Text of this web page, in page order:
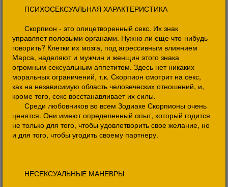
ПСИХОСЕКСУАЛЬНАЯ ХАРАКТЕРИСТИКА
Скорпион - это олицетворенный секс. Их знак
управляет половыми органами. Нужно ли еще что-нибудь
говорить? Клетки их мозга, под агрессивным влиянием
Марса, наделяют и мужчин и женщин этого знака
огромным сексуальным аппетитом. Здесь нет никаких
моральных ограничений, т.к. Скорпион смотрит на секс,
как на независимую область человеческих отношений, и,
кроме того, секс восстанавливает их силы.
Среди любовников во всем Зодиаке Скорпионы очень
ценятся. Они имеют определенный опыт, который годится
не только для того, чтобы удовлетворить свое желание, но
и для того, чтобы угодить своему партнеру.
НЕСЕКСУАЛЬНЫЕ МАНЕВРЫ